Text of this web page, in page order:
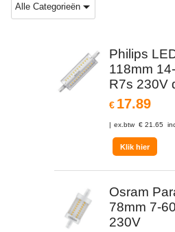
Alle Categorieën
Philips
118mm
R7s 230V
€ 17.89
ex.btw € 21.65
Klik hier
Osram
78mm 7-
230V